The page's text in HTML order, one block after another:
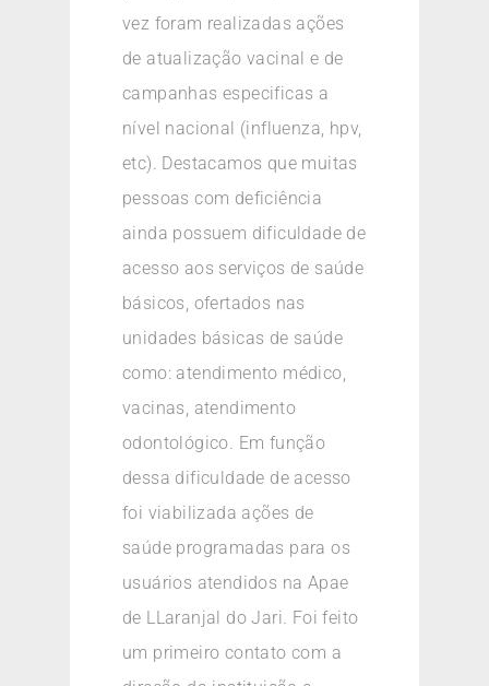
vez foram realizadas ações
de atualização vacinal e de
campanhas especificas a
nível nacional (influenza, hpv,
etc). Destacamos que muitas
pessoas com deficiência
ainda possuem dificuldade de
acesso aos serviços de saúde
básicos, ofertados nas
unidades básicas de saúde
como: atendimento médico,
vacinas, atendimento
odontológico. Em função
dessa dificuldade de acesso
foi viabilizada ações de
saúde programadas para os
usuários atendidos na Apae
de LLaranjal do Jari. Foi feito
um primeiro contato com a